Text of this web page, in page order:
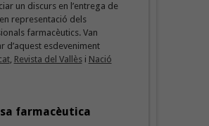
un discurs en l’entrega de
representació dels
farmacèutics. Van
d’aquest esdeveniment
, Revista del Vallèsi Nació
farmacèutica